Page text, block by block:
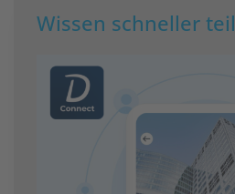
Wissen schneller